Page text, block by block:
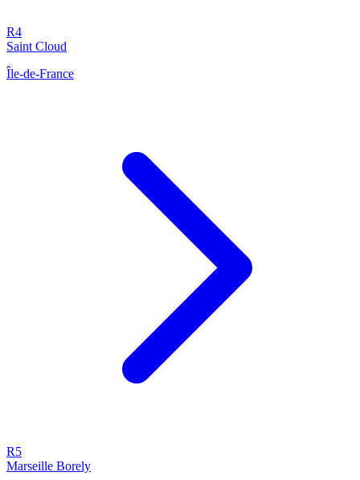
R4
Saint Cloud
Île-de-France
R5
Marseille Borely